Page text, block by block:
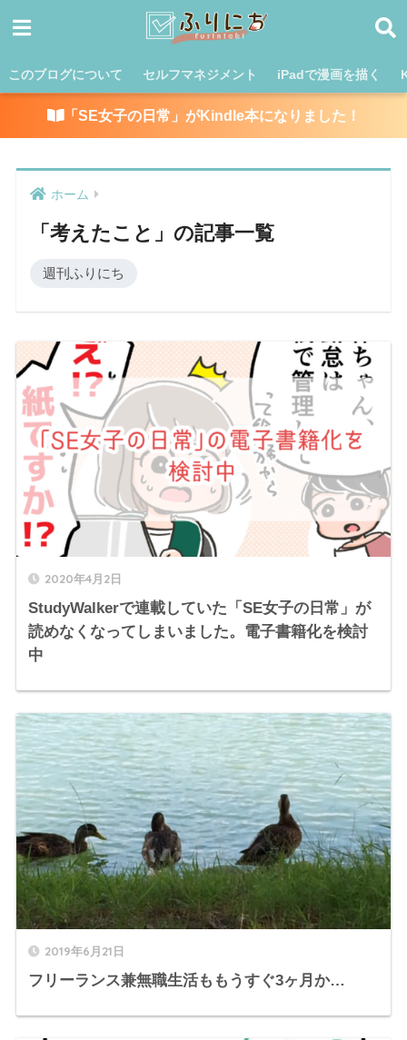
このブログについて セルフマネジメント iPadで漫画を描く
「SE女子の日常」がKindle本になりました！
ホーム
「考えたこと」の記事一覧
週刊ふりにち
2020年4月2日
StudyWalkerで連載していた「SE女子の日常」が
読めなくなってしまいました。電子書籍化を検討
中
2019年6月21日
フリーランス兼無職生活ももうすぐ3ヶ月か…